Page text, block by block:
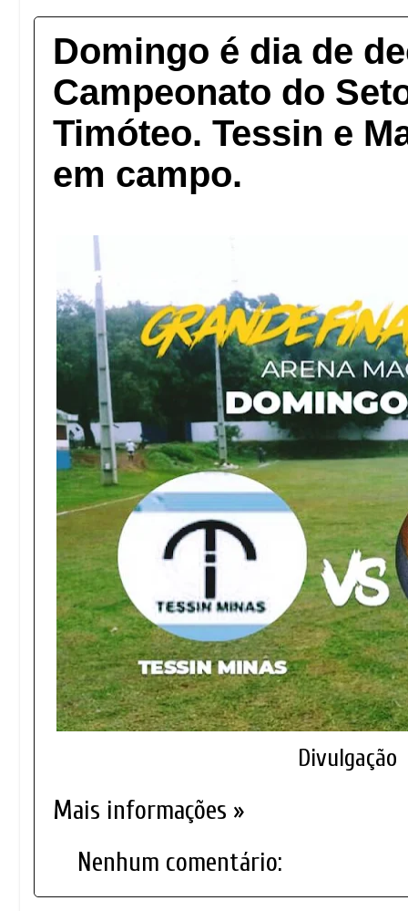
Domingo é dia de
Campeonato do
Timóteo. Tessin e
em campo.
Divulgação
Mais informações »
Nenhum comentário: